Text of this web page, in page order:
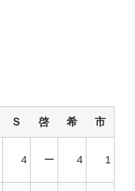
Ｓ 啓 希 市
4 ー 4 1